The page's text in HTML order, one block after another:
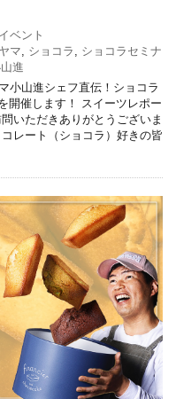
ベント
マ ショコラ
ショコラセミナ
進
小山進シェフ直伝！ショコラ
開催します！ スイーツレポー
いただきありがとうございま
レート（ショコラ）好きの皆